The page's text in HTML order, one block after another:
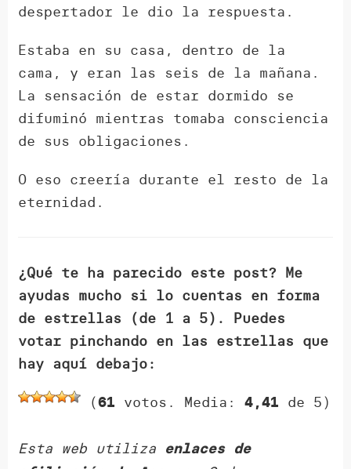
despertador le dio la respuesta.
Estaba en su casa, dentro de la
cama, y eran las seis de la mañana.
La sensación de estar dormido se
difuminó mientras tomaba consciencia
de sus obligaciones.
O eso creería durante el resto de la
eternidad.
¿Qué te ha parecido este post? Me
ayudas mucho si lo cuentas en forma
de estrellas (de 1 a 5). Puedes
votar pinchando en las estrellas que
hay aquí debajo:
(61 votos. Media:4,41 de 5)
Esta web utiliza enlaces de